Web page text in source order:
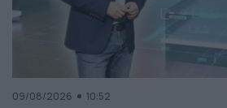
09/08/2026 10:52